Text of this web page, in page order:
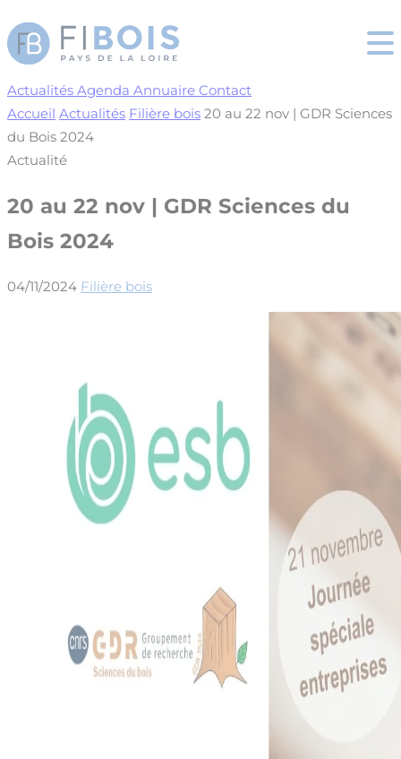
Actualités Agenda Annuaire Contact
Accueil Actualités Filière bois 20 au 22 nov | GDR Sciences
du Bois 2024
Actualité
20 au 22 nov | GDR Sciences du
Bois 2024
04/11/2024 Filière bois